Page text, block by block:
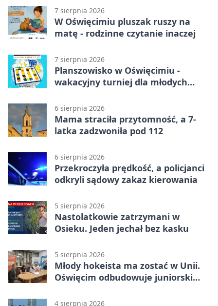
7 sierpnia 2026
W Oświęcimiu pluszak ruszy na
matę - rodzinne czytanie inaczej
7 sierpnia 2026
Planszowisko w Oświęcimiu -
wakacyjny turniej dla młodych
6 sierpnia 2026
Mama straciła przytomność, a 7-
latka zadzwoniła pod 112
6 sierpnia 2026
Przekroczyła prędkość, a policjanci
odkryli sądowy zakaz kierowania
5 sierpnia 2026
Nastolatkowie zatrzymani w
Osieku. Jeden jechał bez kasku
5 sierpnia 2026
Młody hokeista ma zostać w Unii.
Oświęcim odbudowuje juniorski
4 sierpnia 2026